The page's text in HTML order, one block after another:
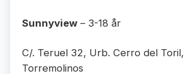
Sunnyview – 3-18 år
C/. Teruel 32, Urb. Cerro del Toril,
Torremolinos